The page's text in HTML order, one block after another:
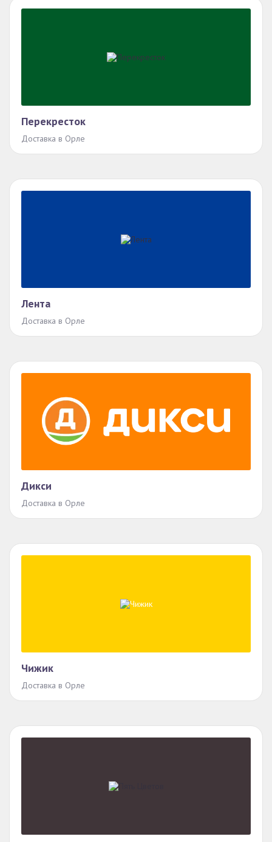
Перекресток
Доставка в Орле
Лента
Доставка в Орле
Дикси
Доставка в Орле
Чижик
Доставка в Орле